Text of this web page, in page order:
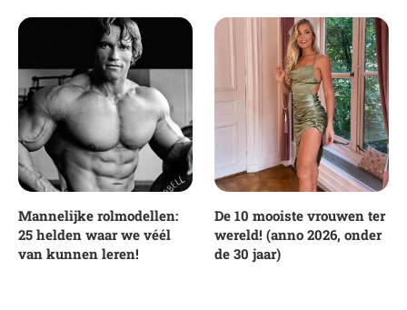
Mannelijke rolmodellen:
25 helden waar we véél
van kunnen leren!
De 10 mooiste vrouwen ter
wereld! (anno 2026, onder
de 30 jaar)